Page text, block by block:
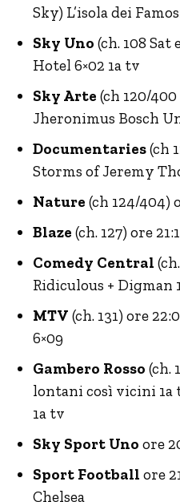
Sky) L’isola dei
Sky Uno (ch. 108 Sat
Hotel 6×02 1a tv
Sky Arte (ch 120/400
Jheronimus Bosch
Documentaries(ch
Storms of Jeremy
Nature (ch 124/404)
Blaze (ch. 127) ore
Comedy Central
Ridiculous + Digman
MTV (ch. 131) ore
6×09
Gambero Rosso (ch.
lontani così vicini 1a
1a tv
Sky Sport Uno ore
Sport Football ore
Chelsea